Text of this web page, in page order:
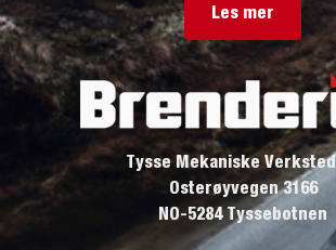
Les mer
Tysse Mekaniske Verksted
Osterøyvegen 3166
NO-5284 Tyssebotnen